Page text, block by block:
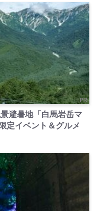
PR
避暑地「白馬岩岳マ
定イベント＆グルメ